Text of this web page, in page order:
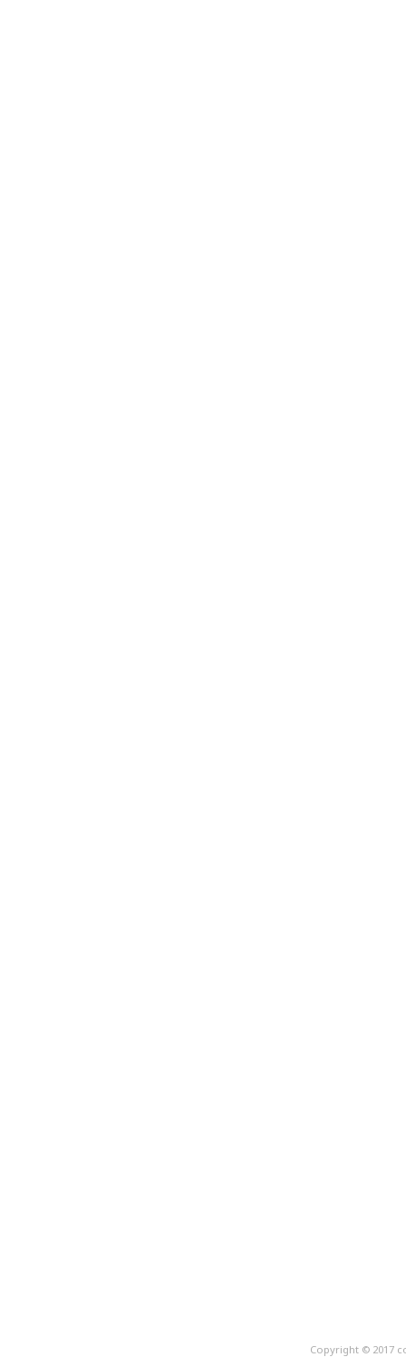
Copyright © 2017